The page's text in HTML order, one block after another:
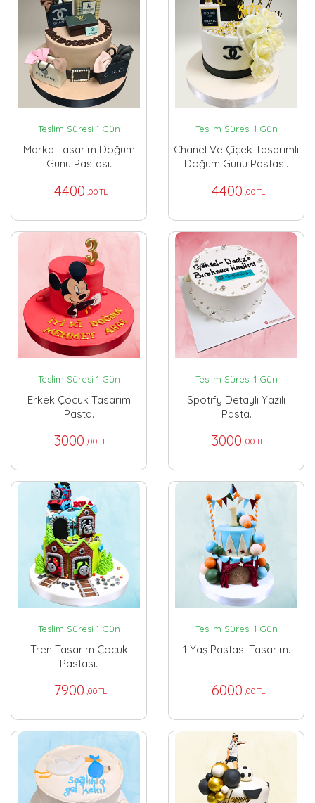
Teslim Süresi 1 Gün
Marka Tasarım Doğum
Günü Pastası.
4400 ,00 TL
Teslim Süresi 1 Gün
Chanel Ve Çiçek Tasarımlı
Doğum Günü Pastası.
4400 ,00 TL
Teslim Süresi 1 Gün
Erkek Çocuk Tasarım
Pasta.
3000 ,00 TL
Teslim Süresi 1 Gün
Spotify Detaylı Yazılı
Pasta.
3000 ,00 TL
Teslim Süresi 1 Gün
Tren Tasarım Çocuk
Pastası.
7900 ,00 TL
Teslim Süresi 1 Gün
1 Yaş Pastası Tasarım.
6000 ,00 TL